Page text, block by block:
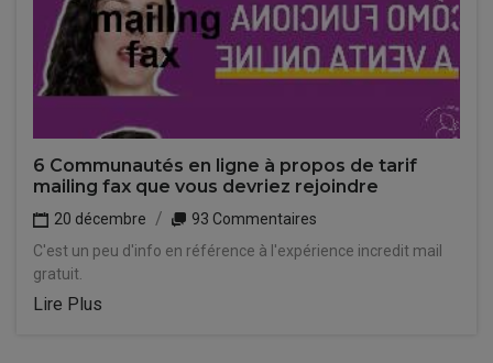
6 Communautés en ligne à propos de tarif
mailing fax que vous devriez rejoindre
20 décembre
93 Commentaires
C'est un peu d'info en référence à l'expérience incredit mail
gratuit.
Lire Plus